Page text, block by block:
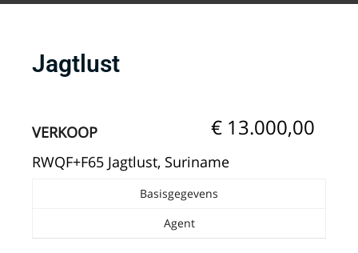
Jagtlust
VERKOOP € 13.000,00
RWQF+F65 Jagtlust, Suriname
Basisgegevens
Agent